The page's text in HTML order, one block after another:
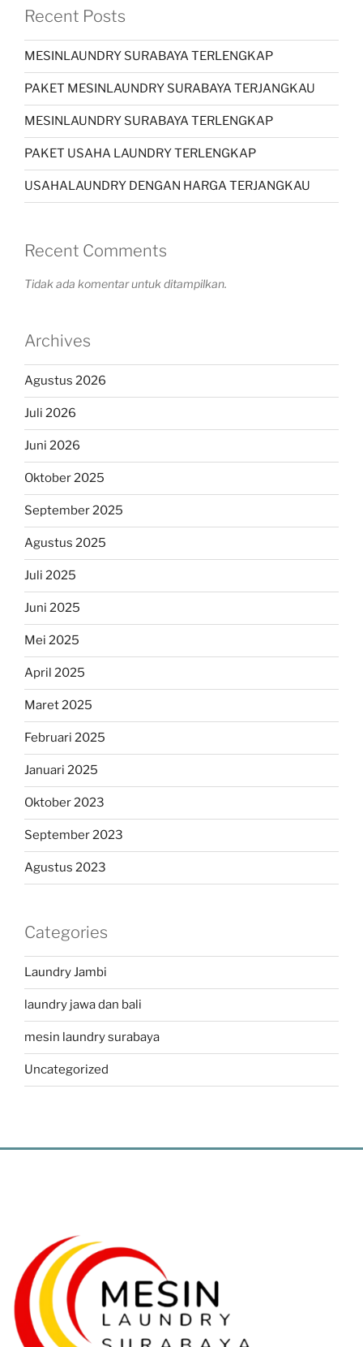
Recent Posts
MESINLAUNDRY SURABAYA TERLENGKAP
PAKET MESINLAUNDRY SURABAYA TERJANGKAU
MESINLAUNDRY SURABAYA TERLENGKAP
PAKET USAHA LAUNDRY TERLENGKAP
USAHALAUNDRY DENGAN HARGA TERJANGKAU
Recent Comments
Tidak ada komentar untuk ditampilkan.
Archives
Agustus 2026
Juli 2026
Juni 2026
Oktober 2025
September 2025
Agustus 2025
Juli 2025
Juni 2025
Mei 2025
April 2025
Maret 2025
Februari 2025
Januari 2025
Oktober 2023
September 2023
Agustus 2023
Categories
Laundry Jambi
laundry jawa dan bali
mesin laundry surabaya
Uncategorized